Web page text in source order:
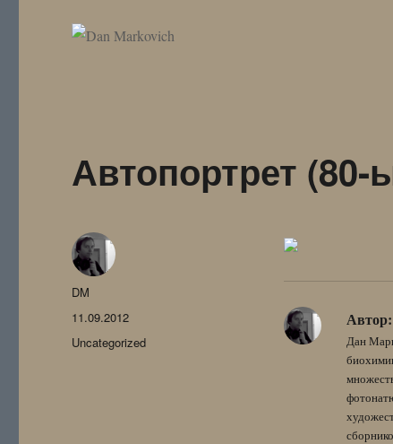
Автопортрет (80-
Автор:
Дан
Автор
DM
Опубликовано
11.09.2012
Рубрики
Uncategorized